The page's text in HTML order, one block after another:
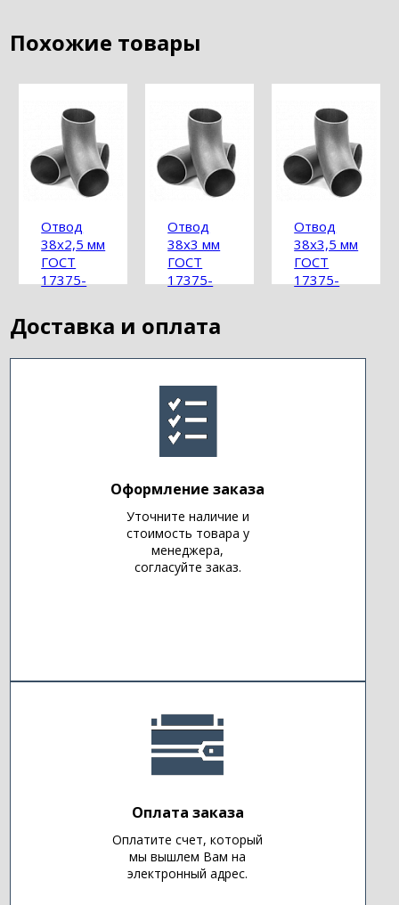
Похожие товары
Отвод
38х2,5 мм
ГОСТ
17375-
Отвод
38х3 мм
ГОСТ
17375-
Отвод
38х3,5 мм
ГОСТ
17375-
Доставка и оплата
Оформление заказа
Уточните наличие и
стоимость товара у
менеджера,
согласуйте заказ.
Оплата заказа
Оплатите счет, который
мы вышлем Вам на
электронный адрес.